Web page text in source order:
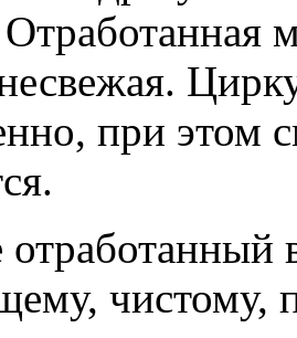
при этом
чистому,